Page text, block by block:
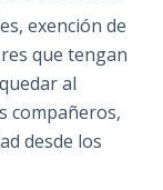
exención de
que tengan
al
compañeros,
desde los